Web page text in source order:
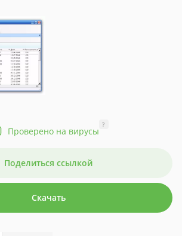
Проверено на вирусы
?
Поделиться ссылкой
Скачать